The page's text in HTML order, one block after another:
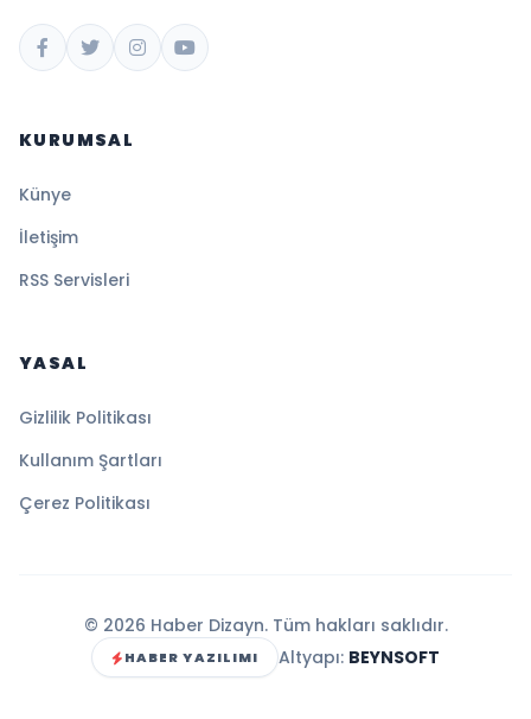
KURUMSAL
Künye
İletişim
RSS Servisleri
YASAL
Gizlilik Politikası
Kullanım Şartları
Çerez Politikası
© 2026 Haber Dizayn. Tüm hakları saklıdır.
HABER YAZILIMI Altyapı: BEYNSOFT